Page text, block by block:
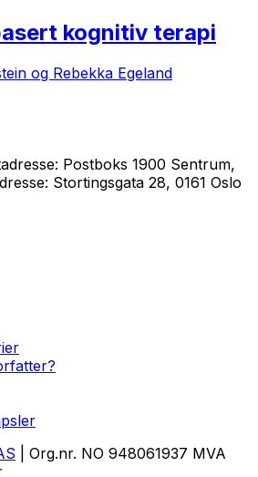
kognitiv terapi
og Rebekka Egeland
Postboks 1900 Sentrum,
Stortingsgata 28, 0161 Oslo
| Org.nr. NO 948061937 MVA